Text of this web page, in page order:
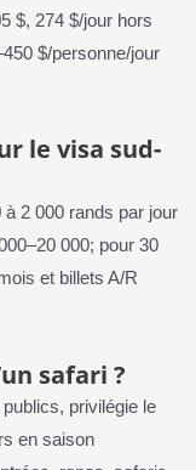
$, 274 $/jour hors
$/personne/jour
le visa sud-
2 000 rands par jour
000; pour 30
et billets A/R
safari ?
privilégie le
en saison